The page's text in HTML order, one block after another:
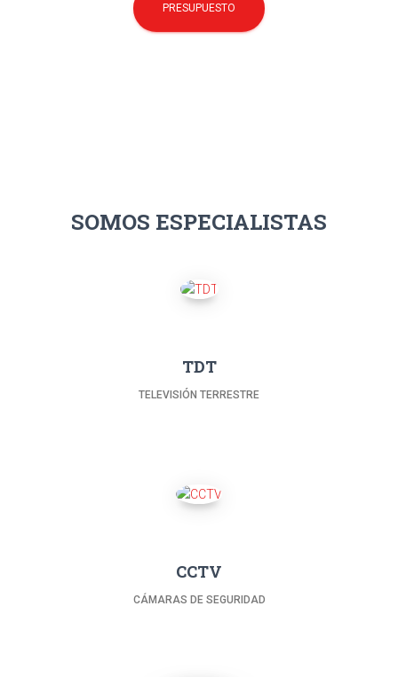
PRESUPUESTO
SOMOS ESPECIALISTAS
TDT
TELEVISIÓN TERRESTRE
CCTV
CÁMARAS DE SEGURIDAD